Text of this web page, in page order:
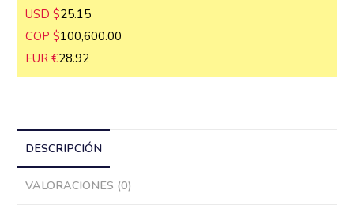
USD $
COP $
100,600.00
VALORACIONES (0)